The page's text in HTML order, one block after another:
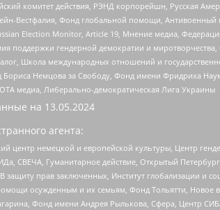
комитет действия, РЭНД корпорейшн, Русская
Вестфалия, Фонд глобальной помощи,
Election Monitor, Article 19, Мнение медиа,
поддержки гендерной демократии и
Школа международных отношений и
Немцова за Свободу, Фонд имени Фридриха
медиа, Либерально-демократическая Лига Украины
на 13.05.2024
агента:
центр немецкой и европейской культуры, Центр
Гуманитарное действие, Открытый
защиту прав заключенных, Институт глобализации
осужденным и их семьям, Фонд Тольятти, Новое
Фонд имени Андрея Рылькова, Сфера, Центр